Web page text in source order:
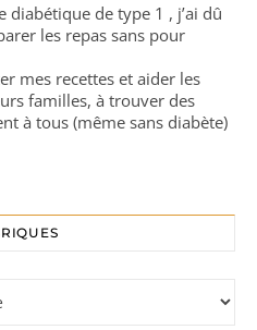
diabétique de type 1 , j’ai dû
les repas sans pour
mes recettes et aider les
familles, à trouver des
à tous (même sans diabète)